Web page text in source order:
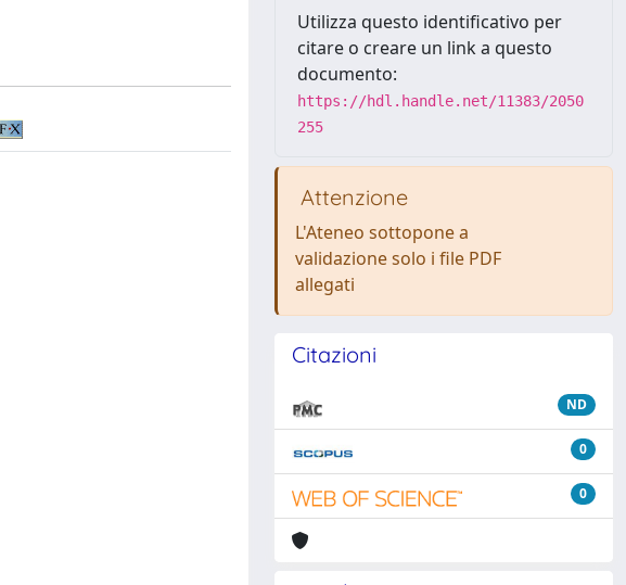
Utilizza questo identificativo per
citare o creare un link a questo
documento:
https://hdl.handle.net/11383/2050
255
Attenzione
L'Ateneo sottopone a
validazione solo i file PDF
allegati
Citazioni
ND
0
0